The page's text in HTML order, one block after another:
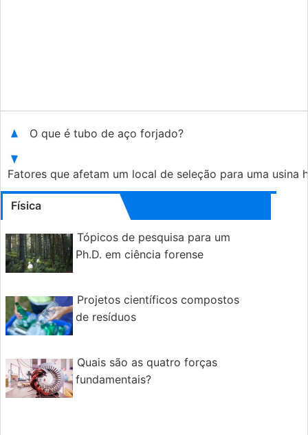
O que é tubo de aço forjado?
Fatores que afetam um local de seleção para uma usina
Física
Tópicos de pesquisa para um
Ph.D. em ciência forense
Projetos científicos compostos
de resíduos
Quais são as quatro forças
fundamentais?